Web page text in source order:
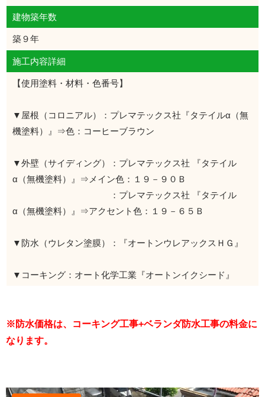
建物築年数
築９年
施工内容詳細
【使用塗料・材料・色番号】
▼屋根（コロニアル）：プレマテックス社『タテイルα（無
機塗料）』⇒色：コーヒーブラウン
▼外壁（サイディング）：プレマテックス社 『タテイル
α（無機塗料）』⇒メイン色：１９－９０Ｂ
：プレマテックス社 『タテイル
α（無機塗料）』⇒アクセント色：１９－６５Ｂ
▼防水（ウレタン塗膜）：『オートンウレアックスＨＧ』
▼コーキング：オート化学工業『オートンイクシード』
※防水価格は、コーキング工事+ベランダ防水工事の料金に
なります。